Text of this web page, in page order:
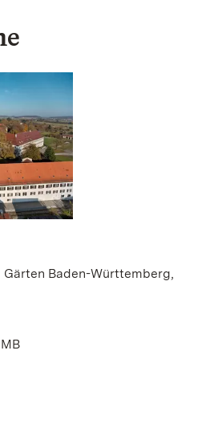
Baden-Württemberg,